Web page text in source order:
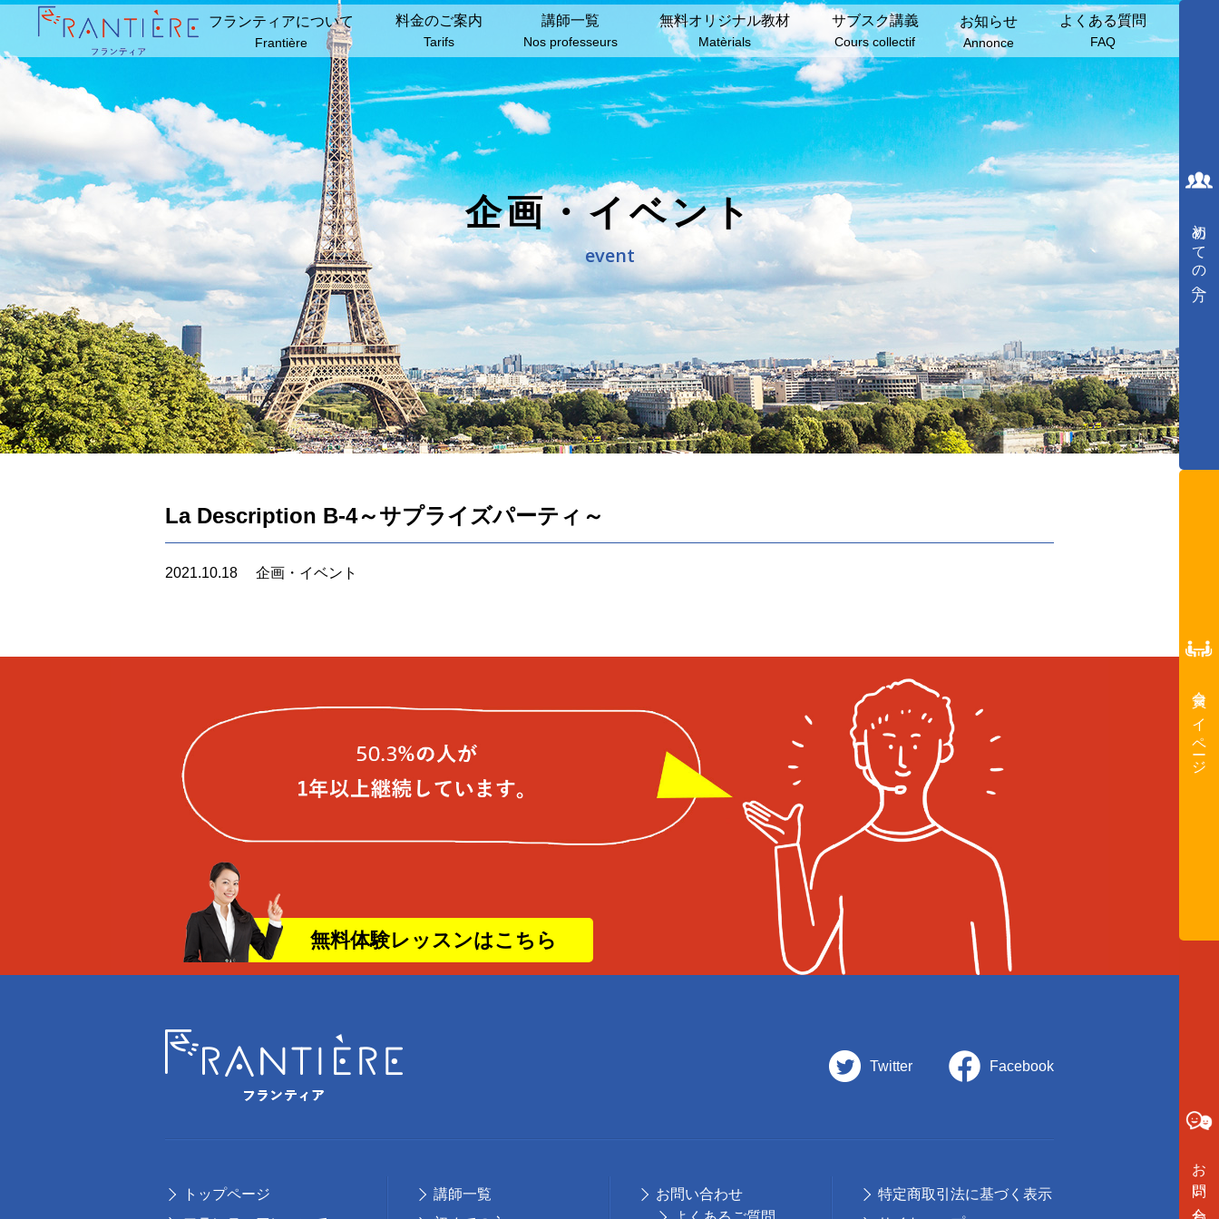
フランティアについて
Frantière
料⾦のご案内
Tarifs
講師⼀覧
Nos professeurs
無料オリジナル教材
Matèrials
サブスク講義
Cours collectif
お知らせ
Annonce
よくある質問
FAQ
初めての方へ
会員マイページ
お問い合わせ
企画・イベント
event
La Description B-4～サプライズパーティ～
2021.10.18 企画・イベント
無料体験レッスンはこちら
Twitter Facebook
トップページ
講師⼀覧
お問い合わせ
特定商取引法に基づく表示